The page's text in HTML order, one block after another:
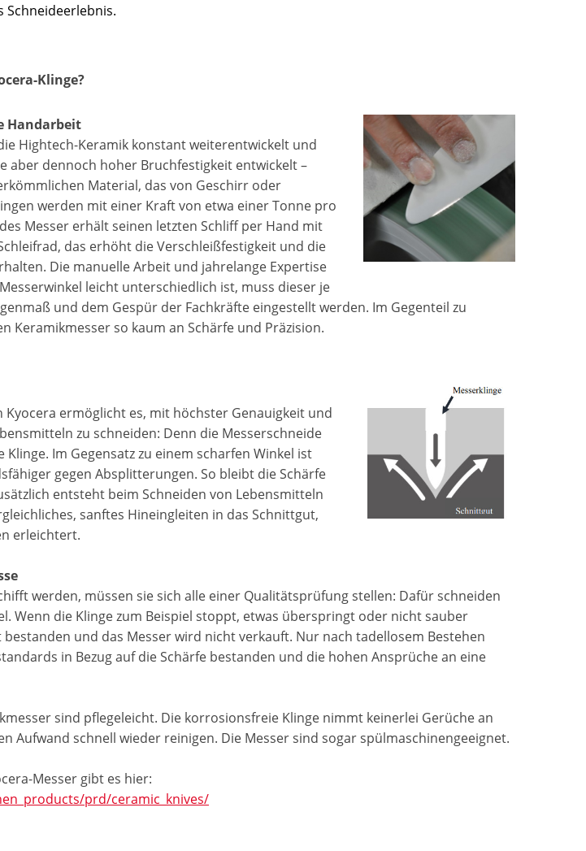
Schneideerlebnis.
Klinge?
Handarbeit
Hightech-Keramik konstant weiterentwickelt und
aber dennoch hoher Bruchfestigkeit entwickelt –
Material, das von Geschirr oder
werden mit einer Kraft von etwa einer Tonne pro
Messer erhält seinen letzten Schliff per Hand mit
das erhöht die Verschleißfestigkeit und die
Die manuelle Arbeit und jahrelange Expertise
leicht unterschiedlich ist, muss dieser je
und dem Gespür der Fachkräfte eingestellt werden. Im Gegenteil zu
Keramikmesser so kaum an Schärfe und Präzision.
ermöglicht es, mit höchster Genauigkeit und
zu schneiden: Denn die Messerschneide
Im Gegensatz zu einem scharfen Winkel ist
gegen Absplitterungen. So bleibt die Schärfe
entsteht beim Schneiden von Lebensmitteln
sanftes Hineingleiten in das Schnittgut,
erleichtert.
werden, müssen sie sich alle einer Qualitätsprüfung stellen: Dafür schneiden
Wenn die Klinge zum Beispiel stoppt, etwas überspringt oder nicht sauber
und das Messer wird nicht verkauft. Nur nach tadellosem Bestehen
in Bezug auf die Schärfe bestanden und die hohen Ansprüche an eine
sind pflegeleicht. Die korrosionsfreie Klinge nimmt keinerlei Gerüche an
Aufwand schnell wieder reinigen. Die Messer sind sogar spülmaschinengeeignet.
Messer gibt es hier:
prd/ceramic_knives/